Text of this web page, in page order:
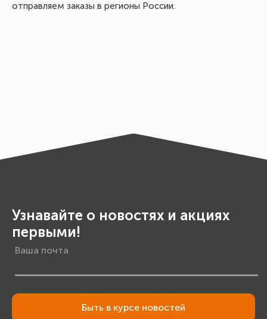
отправляем заказы в регионы России.
Узнавайте о новостях и акциях
первыми!
Быть в курсе новостей